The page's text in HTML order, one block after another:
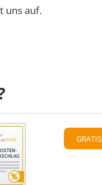
uns auf.
GRATIS